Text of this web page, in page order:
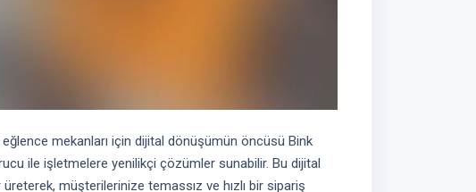
mekanları için dijital dönüşümün öncüsü Bink
ile işletmelere yenilikçi çözümler sunabilir. Bu dijital
müşterilerinize temassız ve hızlı bir sipariş